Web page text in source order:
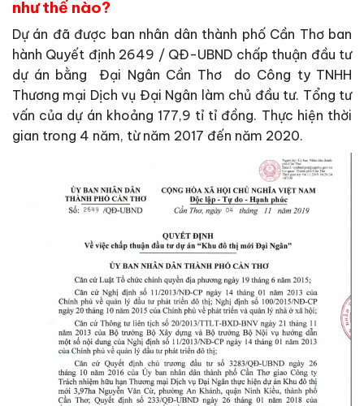
như thế nào?
Dự án đã được ban nhân dân thành phố Cần Thơ ban
hành Quyết định 2649 / QĐ-UBND chấp thuận đầu tư
dự án bằng Đại Ngân Cần Thơ do Công ty TNHH
Thương mại Dịch vụ Đại Ngân làm chủ đầu tư. Tổng tư
vấn của dự án khoảng 177,9 tỉ tỉ đồng. Thực hiện thời
gian trong 4 năm, từ năm 2017 đến năm 2020.